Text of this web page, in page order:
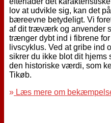
lov at udvikle sig, kan det
bæreevne betydeligt. Vi
af dit træværk og anvender
trænger dybt ind i fibrene
livscyklus. Ved at gribe ind
sikrer du ikke blot dit hjems
den historiske værdi, som
Tikøb.
» Læs mere om